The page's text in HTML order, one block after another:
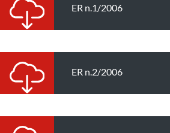
ER n.1/2006
ER n.2/2006